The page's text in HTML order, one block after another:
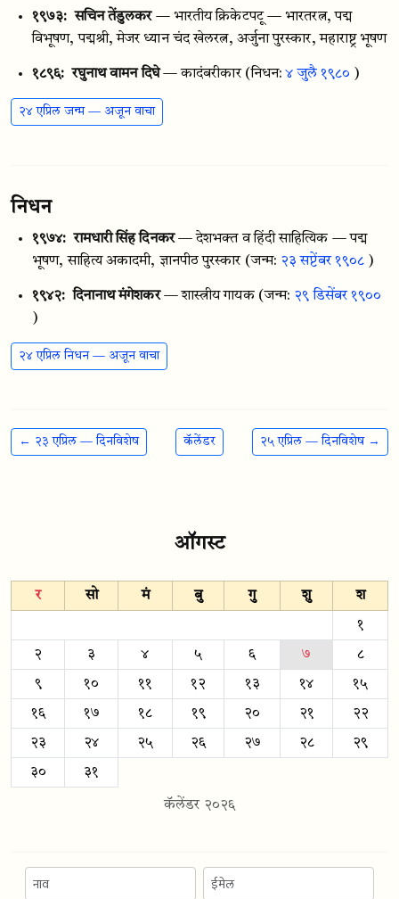
१९७३: सचिन तेंडुलकर — भारतीय क्रिकेटपटू — भारतरत्न, पद्म
विभूषण, पद्मश्री, मेजर ध्यान चंद खेलरत्न, अर्जुना पुरस्कार, महाराष्ट्र भूषण
१८९६: रघुनाथ वामन दिघे — कादंबरीकार (निधन:४ जुलै १९८० )
२४ एप्रिल जन्म — अजून वाचा
निधन
१९७४: रामधारी सिंह दिनकर — देशभक्त व हिंदी साहित्यिक — पद्म
भूषण, साहित्य अकादमी, ज्ञानपीठ पुरस्कार (जन्म: २३ सप्टेंबर १९०८ )
१९४२: दिनानाथ मंगेशकर — शास्त्रीय गायक (जन्म: २९ डिसेंबर १९००
)
२४ एप्रिल निधन — अजून वाचा
← २३ एप्रिल — दिनविशेष कॅलेंडर २५ एप्रिल — दिनविशेष →
ऑगस्ट
र सो मं बु गु शु श
१
२ ३ ४ ५ ६ ७ ८
९ १० ११ १२ १३ १४ १५
१६ १७ १८ १९ २० २१ २२
२३ २४ २५ २६ २७ २८ २९
३० ३१
कॅलेंडर २०२६